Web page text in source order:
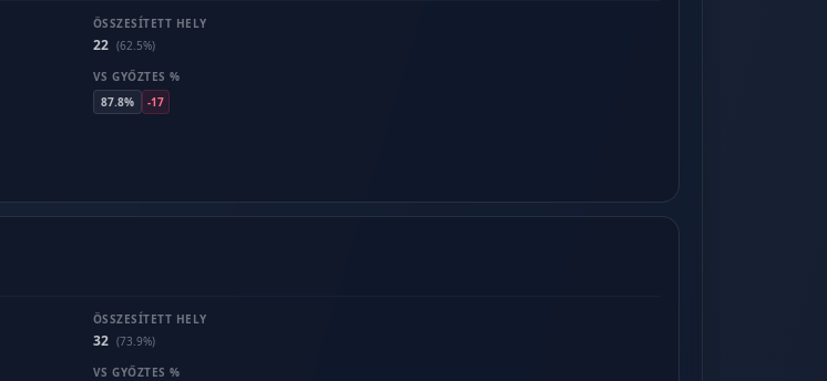
ÖSSZESÍTETT HELY
22 (62.5%)
VS GYŐZTES %
87.8%
-17
ÖSSZESÍTETT HELY
32 (73.9%)
VS GYŐZTES %